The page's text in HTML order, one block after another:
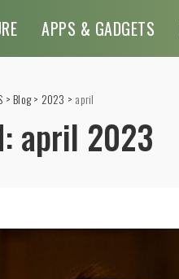
APPS & GADGETS
> Blog> 2023 > april
april 2023